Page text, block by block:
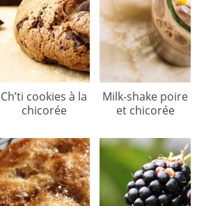
Ch’ti cookies à la
chicorée
Milk-shake poire
et chicorée